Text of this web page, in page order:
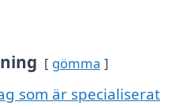
gömma
som är specialiserat